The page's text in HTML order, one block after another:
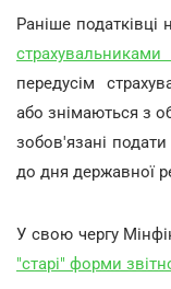
Раніше податківці
передусім
або знімаються з
зобов'язані
до дня державної
У свою чергу
"старі" форми